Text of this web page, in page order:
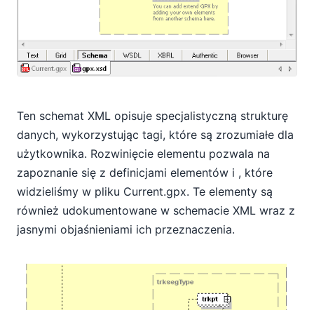
Ten schemat XML opisuje specjalistyczną strukturę
danych, wykorzystując tagi, które są zrozumiałe dla
użytkownika. Rozwinięcie elementu pozwala na
zapoznanie się z definicjami elementów i , które
widzieliśmy w pliku Current.gpx. Te elementy są
również udokumentowane w schemacie XML wraz z
jasnymi objaśnieniami ich przeznaczenia.